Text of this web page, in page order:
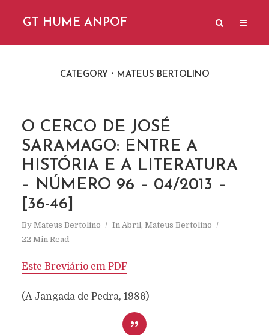
GT HUME ANPOF
CATEGORY MATEUS BERTOLINO
O CERCO DE JOSÉ
SARAMAGO: ENTRE A
HISTÓRIA E A LITERATURA
– NÚMERO 96 – 04/2013 –
[36-46]
By Mateus Bertolino In Abril, Mateus Bertolino
22 Min Read
Este Breviário em PDF
(A Jangada de Pedra, 1986)